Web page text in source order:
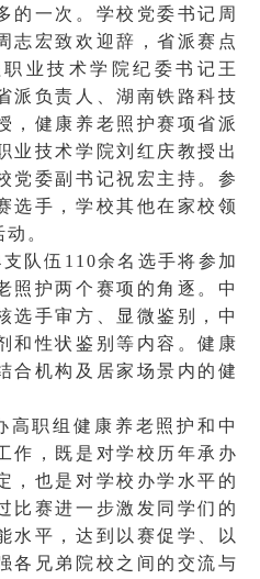
的一次。学校党委书记周
志宏致欢迎辞，省派赛点
业技术学院纪委书记王
派负责人、湖南铁路科技
，健康养老照护赛项省派
业技术学院刘红庆教授出
党委副书记祝宏主持。参
选手，学校其他在家校领
动。
队伍110余名选手将参加
照护两个赛项的角逐。中
选手审方、显微鉴别，中
和性状鉴别等内容。健康
合机构及居家场景内的健
高职组健康养老照护和中
作，既是对学校历年承办
，也是对学校办学水平的
比赛进一步激发同学们的
水平，达到以赛促学、以
各兄弟院校之间的交流与